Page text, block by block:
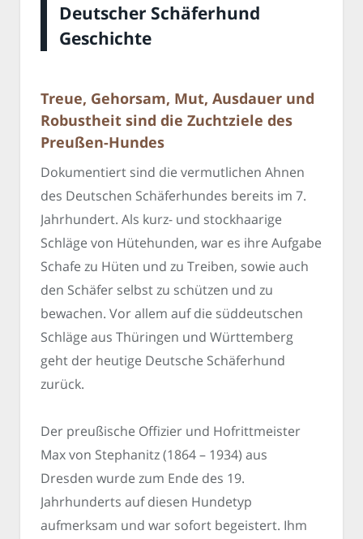
Deutscher Schäferhund
Geschichte
Treue, Gehorsam, Mut, Ausdauer und
Robustheit sind die Zuchtziele des
Preußen-Hundes
Dokumentiert sind die vermutlichen Ahnen
des Deutschen Schäferhundes bereits im 7.
Jahrhundert. Als kurz- und stockhaarige
Schläge von Hütehunden, war es ihre Aufgabe
Schafe zu Hüten und zu Treiben, sowie auch
den Schäfer selbst zu schützen und zu
bewachen. Vor allem auf die süddeutschen
Schläge aus Thüringen und Württemberg
geht der heutige Deutsche Schäferhund
zurück.
Der preußische Offizier und Hofrittmeister
Max von Stephanitz (1864 – 1934) aus
Dresden wurde zum Ende des 19.
Jahrhunderts auf diesen Hundetyp
aufmerksam und war sofort begeistert. Ihm